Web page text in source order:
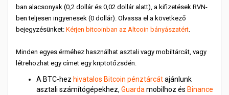
ban alacsonyak (0,2 dollár és 0,02 dollár alatt), a kifizetések RVN-
ben teljesen ingyenesek (0 dollár). Olvassa el a következő
bejegyzésünket: Kérjen bitcoinban az Altcoin bányászatért.
Minden egyes érméhez használhat asztali vagy mobiltárcát, vagy
létrehozhat egy címet egy kriptotőzsdén.
A BTC-hez hivatalos Bitcoin pénztárcátajánlunk
asztali számítógépekhez, Guarda mobilhoz és Binance